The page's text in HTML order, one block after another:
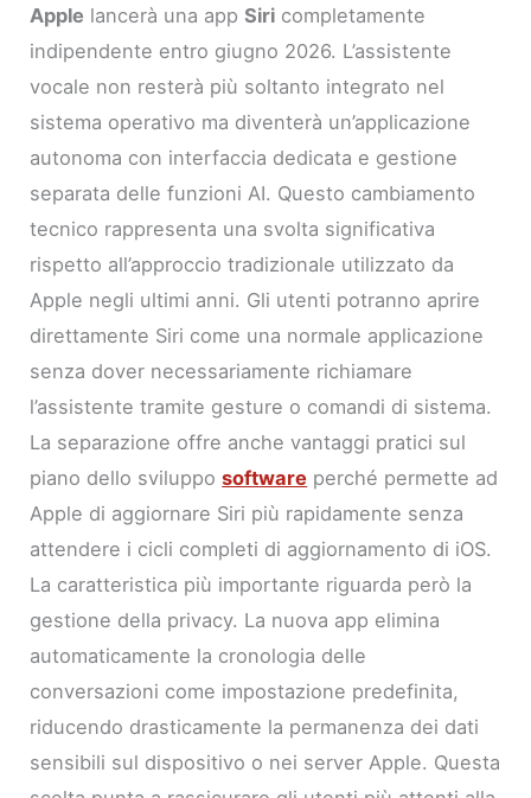
Apple lancerà una appSiri completamente
indipendente entro giugno 2026. L’assistente
vocale non resterà più soltanto integrato nel
sistema operativo ma diventerà un’applicazione
autonoma con interfaccia dedicata e gestione
separata delle funzioni AI. Questo cambiamento
tecnico rappresenta una svolta significativa
rispetto all’approccio tradizionale utilizzato da
Apple negli ultimi anni. Gli utenti potranno aprire
direttamente Siri come una normale applicazione
senza dover necessariamente richiamare
l’assistente tramite gesture o comandi di sistema.
La separazione offre anche vantaggi pratici sul
piano dello svilupposoftware perché permette ad
Apple di aggiornare Siri più rapidamente senza
attendere i cicli completi di aggiornamento di iOS.
La caratteristica più importante riguarda però la
gestione della privacy. La nuova app elimina
automaticamente la cronologia delle
conversazioni come impostazione predefinita,
riducendo drasticamente la permanenza dei dati
sensibili sul dispositivo o nei server Apple. Questa